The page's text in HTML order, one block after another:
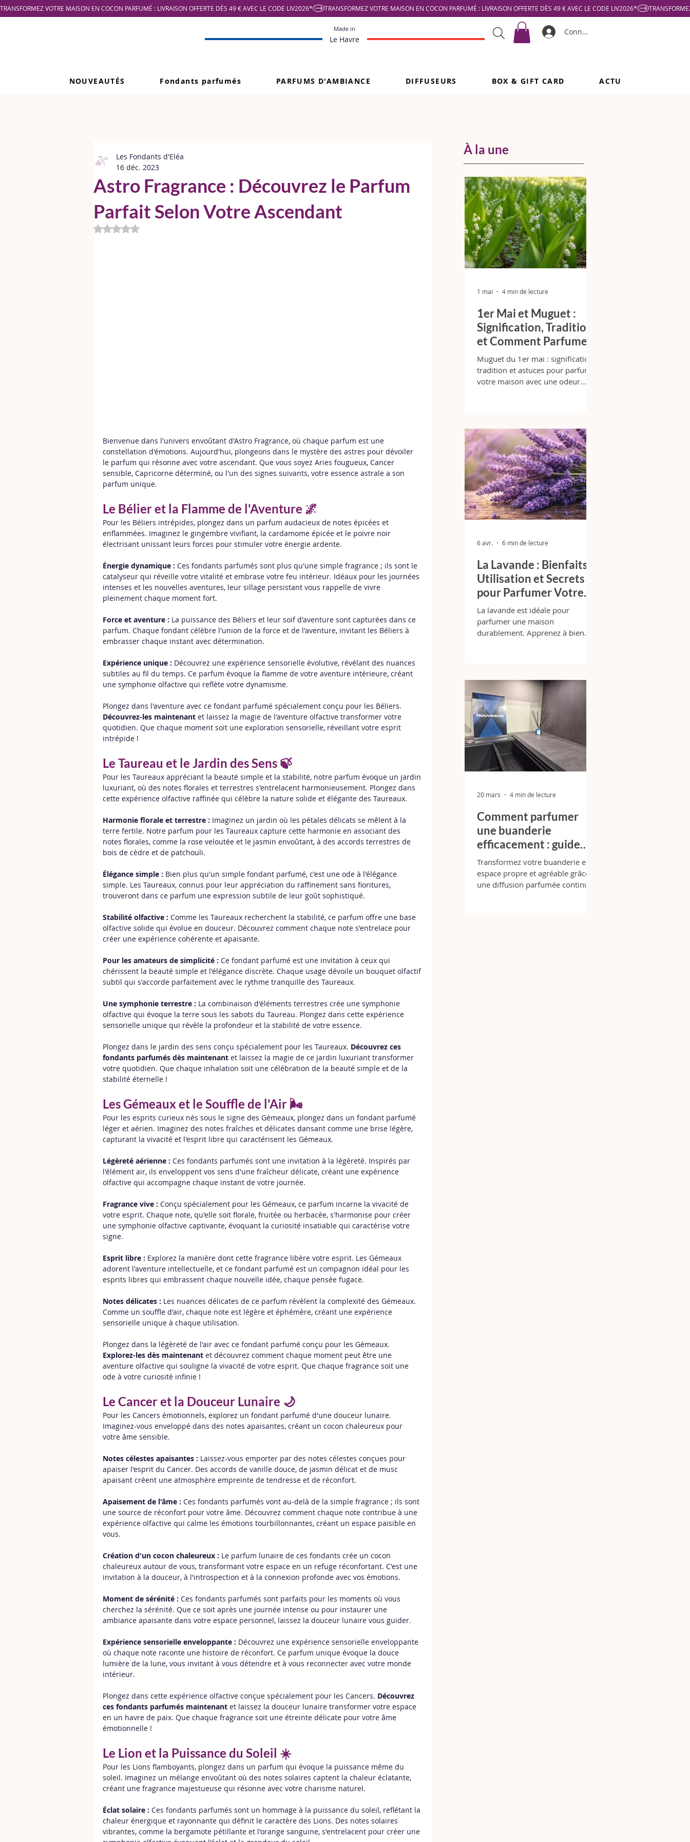
TRANSFORMEZ VOTRE MAISON EN COCON PARFUMÉ : LIVRAISON OFFERTE DÈS 49 € AVEC LE CODE LIV2026*
Made in
Le Havre
Connexion
NOUVEAUTÉS Fondants parfumés PARFUMS D'AMBIANCE DIFFUSEURS BOX & GIFT CARD ACTU
Astro Fragrance : Découvrez le Parfum
Parfait Selon Votre Ascendant
Les Fondants d'Eléa
16 déc. 2023
Noté NaN étoiles sur 5.
Bienvenue dans l'univers envoûtant d'Astro Fragrance, où chaque parfum est une
constellation d'émotions. Aujourd'hui, plongeons dans le mystère des astres pour dévoiler
le parfum qui résonne avec votre ascendant. Que vous soyez Aries fougueux, Cancer
sensible, Capricorne déterminé, ou l'un des signes suivants, votre essence astrale a son
parfum unique.
Le Bélier et la Flamme de l'Aventure 🌌
Pour les Béliers intrépides, plongez dans un parfum audacieux de notes épicées et
enflammées. Imaginez le gingembre vivifiant, la cardamome épicée et le poivre noir
électrisant unissant leurs forces pour stimuler votre énergie ardente.
Énergie dynamique : Ces fondants parfumés sont plus qu'une simple fragrance ; ils sont le
catalyseur qui réveille votre vitalité et embrase votre feu intérieur. Idéaux pour les journées
intenses et les nouvelles aventures, leur sillage persistant vous rappelle de vivre
pleinement chaque moment fort.
Force et aventure : La puissance des Béliers et leur soif d'aventure sont capturées dans ce
parfum. Chaque fondant célèbre l'union de la force et de l'aventure, invitant les Béliers à
embrasser chaque instant avec détermination.
Expérience unique : Découvrez une expérience sensorielle évolutive, révélant des nuances
subtiles au fil du temps. Ce parfum évoque la flamme de votre aventure intérieure, créant
une symphonie olfactive qui reflète votre dynamisme.
Plongez dans l'aventure avec ce fondant parfumé spécialement conçu pour les Béliers.
Découvrez-les maintenant et laissez la magie de l'aventure olfactive transformer votre
quotidien. Que chaque moment soit une exploration sensorielle, réveillant votre esprit
intrépide !
Le Taureau et le Jardin des Sens 🍃
Pour les Taureaux appréciant la beauté simple et la stabilité, notre parfum évoque un jardin
luxuriant, où des notes florales et terrestres s'entrelacent harmonieusement. Plongez dans
cette expérience olfactive raffinée qui célèbre la nature solide et élégante des Taureaux.
Harmonie florale et terrestre : Imaginez un jardin où les pétales délicats se mêlent à la
terre fertile. Notre parfum pour les Taureaux capture cette harmonie en associant des
notes florales, comme la rose veloutée et le jasmin envoûtant, à des accords terrestres de
bois de cèdre et de patchouli.
Élégance simple : Bien plus qu'un simple fondant parfumé, c'est une ode à l'élégance
simple. Les Taureaux, connus pour leur appréciation du raffinement sans fioritures,
trouveront dans ce parfum une expression subtile de leur goût sophistiqué.
Stabilité olfactive : Comme les Taureaux recherchent la stabilité, ce parfum offre une base
olfactive solide qui évolue en douceur. Découvrez comment chaque note s'entrelace pour
créer une expérience cohérente et apaisante.
Pour les amateurs de simplicité : Ce fondant parfumé est une invitation à ceux qui
chérissent la beauté simple et l'élégance discrète. Chaque usage dévoile un bouquet olfactif
subtil qui s'accorde parfaitement avec le rythme tranquille des Taureaux.
Une symphonie terrestre : La combinaison d'éléments terrestres crée une symphonie
olfactive qui évoque la terre sous les sabots du Taureau. Plongez dans cette expérience
sensorielle unique qui révèle la profondeur et la stabilité de votre essence.
Plongez dans le jardin des sens conçu spécialement pour les Taureaux. Découvrez ces
fondants parfumés dès maintenant et laissez la magie de ce jardin luxuriant transformer
votre quotidien. Que chaque inhalation soit une célébration de la beauté simple et de la
stabilité éternelle !
Les Gémeaux et le Souffle de l'Air 🌬️
Pour les esprits curieux nés sous le signe des Gémeaux, plongez dans un fondant parfumé
léger et aérien. Imaginez des notes fraîches et délicates dansant comme une brise légère,
capturant la vivacité et l'esprit libre qui caractérisent les Gémeaux.
Légèreté aérienne : Ces fondants parfumés sont une invitation à la légèreté. Inspirés par
l'élément air, ils enveloppent vos sens d'une fraîcheur délicate, créant une expérience
olfactive qui accompagne chaque instant de votre journée.
Fragrance vive : Conçu spécialement pour les Gémeaux, ce parfum incarne la vivacité de
votre esprit. Chaque note, qu'elle soit florale, fruitée ou herbacée, s'harmonise pour créer
une symphonie olfactive captivante, évoquant la curiosité insatiable qui caractérise votre
signe.
Esprit libre : Explorez la manière dont cette fragrance libère votre esprit. Les Gémeaux
adorent l'aventure intellectuelle, et ce fondant parfumé est un compagnon idéal pour les
esprits libres qui embrassent chaque nouvelle idée, chaque pensée fugace.
Notes délicates : Les nuances délicates de ce parfum révèlent la complexité des Gémeaux.
Comme un souffle d'air, chaque note est légère et éphémère, créant une expérience
sensorielle unique à chaque utilisation.
Plongez dans la légèreté de l'air avec ce fondant parfumé conçu pour les Gémeaux.
Explorez-les dès maintenant et découvrez comment chaque moment peut être une
aventure olfactive qui souligne la vivacité de votre esprit. Que chaque fragrance soit une
ode à votre curiosité infinie !
Le Cancer et la Douceur Lunaire 🌙
Pour les Cancers émotionnels, explorez un fondant parfumé d'une douceur lunaire.
Imaginez-vous enveloppé dans des notes apaisantes, créant un cocon chaleureux pour
votre âme sensible.
Notes célestes apaisantes : Laissez-vous emporter par des notes célestes conçues pour
apaiser l'esprit du Cancer. Des accords de vanille douce, de jasmin délicat et de musc
apaisant créent une atmosphère empreinte de tendresse et de réconfort.
Apaisement de l'âme : Ces fondants parfumés vont au-delà de la simple fragrance ; ils sont
une source de réconfort pour votre âme. Découvrez comment chaque note contribue à une
expérience olfactive qui calme les émotions tourbillonnantes, créant un espace paisible en
vous.
Création d'un cocon chaleureux : Le parfum lunaire de ces fondants crée un cocon
chaleureux autour de vous, transformant votre espace en un refuge réconfortant. C'est une
invitation à la douceur, à l'introspection et à la connexion profonde avec vos émotions.
Moment de sérénité : Ces fondants parfumés sont parfaits pour les moments où vous
cherchez la sérénité. Que ce soit après une journée intense ou pour instaurer une
ambiance apaisante dans votre espace personnel, laissez la douceur lunaire vous guider.
Expérience sensorielle enveloppante : Découvrez une expérience sensorielle enveloppante
où chaque note raconte une histoire de réconfort. Ce parfum unique évoque la douce
lumière de la lune, vous invitant à vous détendre et à vous reconnecter avec votre monde
intérieur.
Plongez dans cette expérience olfactive conçue spécialement pour les Cancers. Découvrez
ces fondants parfumés maintenant et laissez la douceur lunaire transformer votre espace
en un havre de paix. Que chaque fragrance soit une étreinte délicate pour votre âme
émotionnelle !
Le Lion et la Puissance du Soleil ☀️
Pour les Lions flamboyants, plongez dans un parfum qui évoque la puissance même du
soleil. Imaginez un mélange envoûtant où des notes solaires captent la chaleur éclatante,
créant une fragrance majestueuse qui résonne avec votre charisme naturel.
Éclat solaire : Ces fondants parfumés sont un hommage à la puissance du soleil, reflétant la
chaleur énergique et rayonnante qui définit le caractère des Lions. Des notes solaires
vibrantes, comme la bergamote pétillante et l'orange sanguine, s'entrelacent pour créer une
À la une
1er Mai et Muguet :
Signification, Tradition
et Comment Parfumer
Votre Maison avec
Élégance
Muguet du 1er mai : signification,
tradition et astuces pour parfumer
votre maison avec une odeur
1 mai 4 min de lecture
La Lavande : Bienfaits,
Utilisation et Secrets
pour Parfumer Votre
Maison Durablement
La lavande est idéale pour
parfumer une maison
durablement. Apprenez à bien
6 avr. 6 min de lecture
Comment parfumer
une buanderie
efficacement : guide
expert complet + cas
réel Ixina Bordeaux Lac
Transformez votre buanderie en
espace propre et agréable grâce à
une diffusion parfumée continue.
20 mars 4 min de lecture